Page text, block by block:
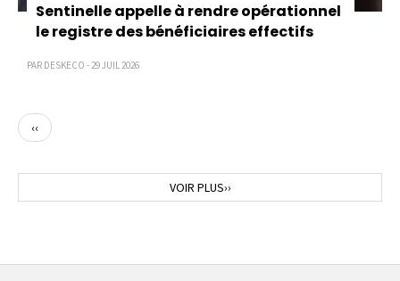
Sentinelle appelle à rendre opérationnel
le registre des bénéficiaires effectifs
PAR DESKECO - 29 JUIL 2026
Page
précédente
‹‹
Page
suivante
VOIR PLUS››